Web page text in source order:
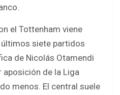
el Tottenham viene
siete partidos
de Nicolás Otamendi
aposición de la Liga
menos. El central suele